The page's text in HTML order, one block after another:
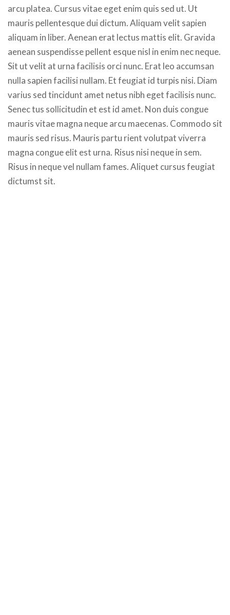
arcu platea. Cursus vitae eget enim quis sed ut. Ut
mauris pellentesque dui dictum. Aliquam velit sapien
aliquam in liber. Aenean erat lectus mattis elit. Gravida
aenean suspendisse pellent esque nisl in enim nec neque.
Sit ut velit at urna facilisis orci nunc. Erat leo accumsan
nulla sapien facilisi nullam. Et feugiat id turpis nisi. Diam
varius sed tincidunt amet netus nibh eget facilisis nunc.
Senec tus sollicitudin et est id amet. Non duis congue
mauris vitae magna neque arcu maecenas. Commodo sit
mauris sed risus. Mauris partu rient volutpat viverra
magna congue elit est urna. Risus nisi neque in sem.
Risus in neque vel nullam fames. Aliquet cursus feugiat
dictumst sit.